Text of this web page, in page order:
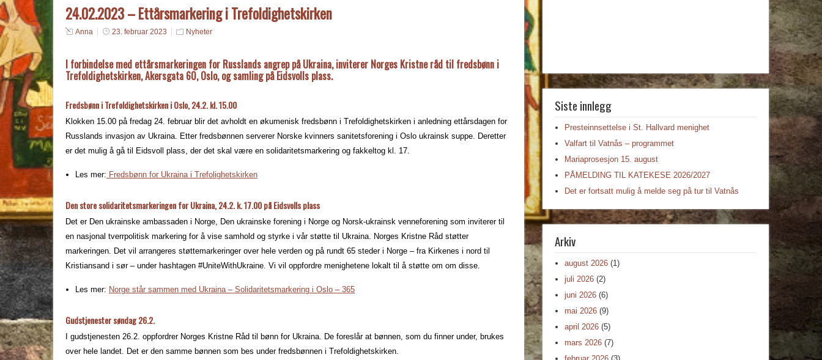
24.02.2023 – Ettårsmarkering i Trefoldighetskirken
Anna 23. februar 2023 Nyheter
I forbindelse med ettårsmarkeringen for Russlands angrep på Ukraina, inviterer Norges Kristne råd til fredsbønn i
Trefoldighetskirken, Akersgata 60, Oslo, og samling på Eidsvolls plass.
Fredsbønn i Trefoldighetskirken i Oslo, 24.2. kl. 15.00
Klokken 15.00 på fredag 24. februar blir det avholdt en økumenisk fredsbønn i Trefoldighetskirken i anledning ettårsdagen for
Russlands invasjon av Ukraina. Etter fredsbønnen serverer Norske kvinners sanitetsforening i Oslo ukrainsk suppe. Deretter
er det mulig å gå til Eidsvoll plass, der det skal være en solidaritetsmarkering og fakkeltog kl. 17.
Les mer: Fredsbønn for Ukraina i Trefolighetskirken
Den store solidaritetsmarkeringen for Ukraina, 24.2. k. 17.00 på Eidsvolls plass
Det er Den ukrainske ambassaden i Norge, Den ukrainske forening i Norge og Norsk-ukrainsk venneforening som inviterer til
en nasjonal tverrpolitisk markering for å vise samhold og styrke i vår støtte til Ukraina. Norges Kristne Råd støtter
markeringen. Det vil arrangeres støttemarkeringer over hele verden og på rundt 65 steder i Norge – fra Kirkenes i nord til
Kristiansand i sør – under hashtagen #UniteWithUkraine. Vi vil oppfordre menighetene lokalt til å støtte om om disse.
Les mer: Norge står sammen med Ukraina – Solidaritetsmarkering i Oslo – 365
Gudstjenester søndag 26.2.
I gudstjenesten 26.2. oppfordrer Norges Kristne Råd til bønn for Ukraina. De foreslår at bønnen, som du finner under, brukes
over hele landet. Det er den samme bønnen som bes under fredsbønnen i Trefoldighetskirken.
Siste innlegg
Presteinnsettelse i St. Hallvard menighet
Valfart til Vatnås – programmet
Mariaprosesjon 15. august
PÅMELDING TIL KATEKESE 2026/2027
Det er fortsatt mulig å melde seg på tur til Vatnås
Arkiv
august 2026 (1)
juli 2026 (2)
juni 2026 (6)
mai 2026 (9)
april 2026 (5)
mars 2026 (7)